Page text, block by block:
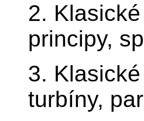
2.
principy,
3.
turbíny,